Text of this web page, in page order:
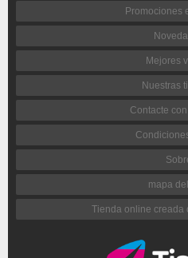
Promociones
Mejores
Nuestras
Contacte
mapa
Tienda online